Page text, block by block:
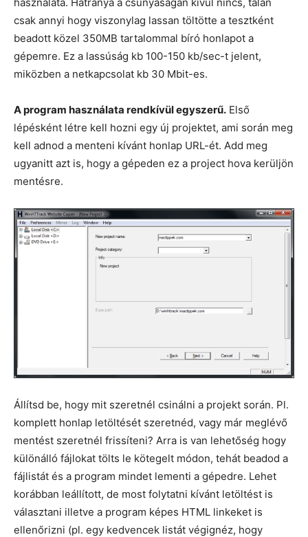
csak annyi hogy viszonylag lassan töltötte a tesztként
beadott közel 350MB tartalommal bíró honlapot a
gépemre. Ez a lassúság kb 100-150 kb/sec-t jelent,
miközben a netkapcsolat kb 30 Mbit-es.
A program használata rendkívül egyszerű. Első
lépésként létre kell hozni egy új projektet, ami során meg
kell adnod a menteni kívánt honlap URL-ét. Add meg
ugyanitt azt is, hogy a gépeden ez a project hova kerüljön
mentésre.
Állítsd be, hogy mit szeretnél csinálni a projekt során. Pl.
komplett honlap letöltését szeretnéd, vagy már meglévő
mentést szeretnél frissíteni? Arra is van lehetőség hogy
különálló fájlokat tölts le kötegelt módon, tehát beadod a
fájlistát és a program mindet lementi a gépedre. Lehet
korábban leállított, de most folytatni kívánt letöltést is
választani illetve a program képes HTML linkeket is
ellenőrizni (pl. egy kedvencek listát végignéz, hogy